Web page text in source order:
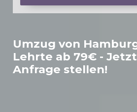
Umzug von
Lehrte ab 79€ -
Anfrage stellen!